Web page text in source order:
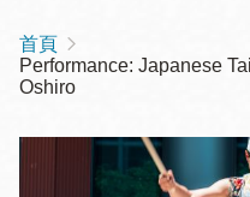
導
航
連
結
首頁
Performance: Japanese
Oshiro